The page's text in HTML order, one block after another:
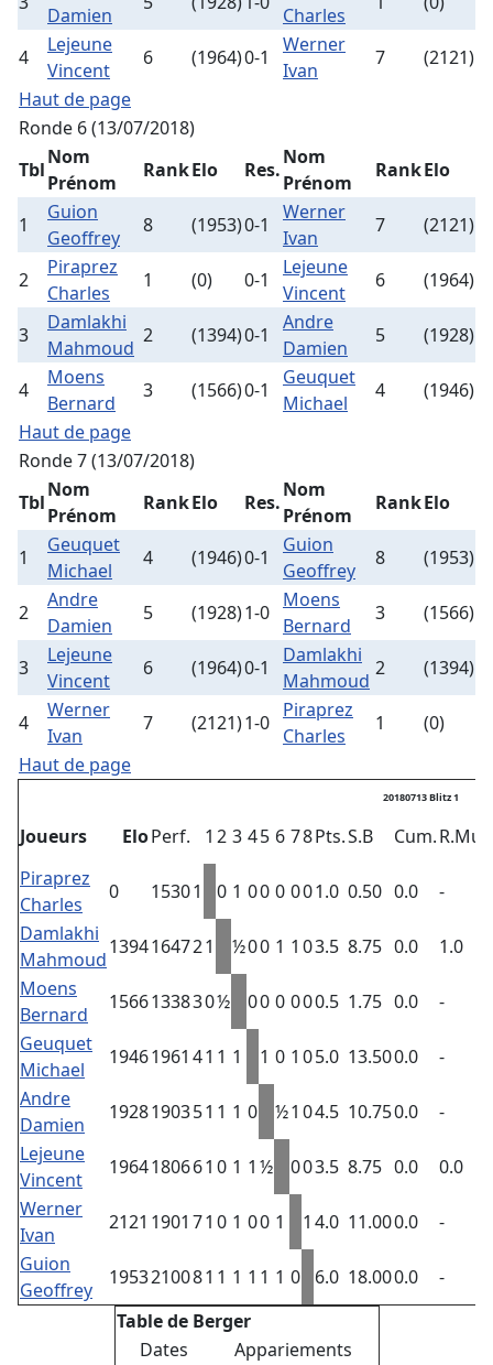
Damien
Charles
4
Lejeune
Vincent
6 (1964)0-1
Werner
Ivan
7
(2121)
Haut de page
Ronde 6 (13/07/2018)
Tbl
Nom
Prénom
RankElo Res.
Nom
Prénom
RankElo
1
Guion
Geoffrey
8 (1953)0-1
Werner
Ivan
7 (2121)
2
Piraprez
Charles
1 (0) 0-1
Lejeune
Vincent
6 (1964)
3
Damlakhi
Mahmoud
2 (1394)0-1
Andre
Damien
5 (1928)
4
Moens
Bernard
3 (1566)0-1
Geuquet
Michael
4
(1946)
Haut de page
Ronde 7 (13/07/2018)
Tbl
Nom
Prénom
RankElo Res.
Nom
Prénom
RankElo
1
Geuquet
Michael
4 (1946)0-1
Guion
Geoffrey
8 (1953)
2
Andre
Damien
5 (1928)1-0
Moens
Bernard
3 (1566)
3
Lejeune
Vincent
6 (1964)0-1
Damlakhi
Mahmoud
2 (1394)
4
Werner
Ivan
7 (2121)1-0
Piraprez
Charles
1
(0)
Haut de page
20180713 Blitz 1
Joueurs EloPerf. 1 2 3 45 6 78Pts.S.B Cum.R.Mut
Piraprez
Charles
0 15301 0 1 00 0 001.0 0.50 0.0 -
Damlakhi
Mahmoud
1394164721 ½00 1 1 03.5 8.75 0.0 1.0
Moens
Bernard
1566133830½ 00 0 000.5 1.75 0.0 -
Geuquet
Michael
19461961 41 1 1 1 0 1 05.0 13.500.0 -
Andre
Damien
1928190351 1 1 0 ½1 04.5 10.750.0 -
Lejeune
Vincent
1964180661 0 1 1 ½ 003.5 8.75 0.0 0.0
Werner
Ivan
2121 1901 71 0 1 00 1 1 4.0 11.000.0 -
Guion
Geoffrey
1953210081 1 1 1 1 1 0 6.0 18.000.0 -
Table de Berger
Dates
Appariements